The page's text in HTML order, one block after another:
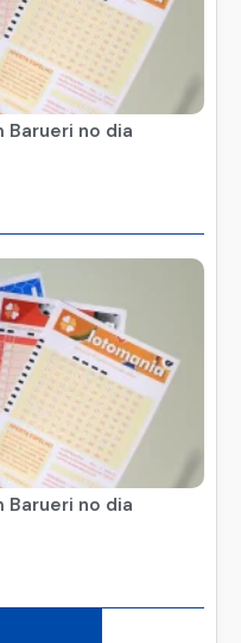
Barueri no dia
Barueri no dia